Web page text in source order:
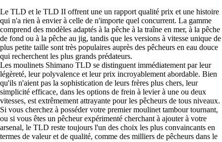
Le TLD et le TLD II offrent une un rapport qualité prix et une histoire
qui n'a rien à envier à celle de n'importe quel concurrent. La gamme
comprend des modèles adaptés à la pêche à la traîne en mer, à la pêche
de fond ou à la pêche au jig, tandis que les versions à vitesse unique de
plus petite taille sont très populaires auprès des pêcheurs en eau douce
qui recherchent les plus grands prédateurs.
Les moulinets Shimano TLD se distinguent immédiatement par leur
légèreté, leur polyvalence et leur prix incroyablement abordable. Bien
qu'ils n'aient pas la sophistication de leurs frères plus chers, leur
simplicité efficace, dans les options de frein à levier à une ou deux
vitesses, est extrêmement attrayante pour les pêcheurs de tous niveaux.
Si vous cherchez à posséder votre premier moulinet tambour tournant,
ou si vous êtes un pêcheur expérimenté cherchant à ajouter à votre
arsenal, le TLD reste toujours l'un des choix les plus convaincants en
termes de valeur et de qualité, comme des milliers de pêcheurs dans le